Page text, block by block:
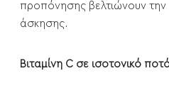
προπόνησης βελτιώνουν
άσκησης.
Βιταμίνη C σε ισοτονικό